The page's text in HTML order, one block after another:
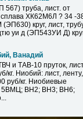
труба, лист. от
сплава ХК62М6Л ? 34 -
круг, лист,
уи д (ЭП543УИ Д)
Ванадий
и ТАВ-10 пруток,
кг. Ниобий: лист, ленту,
руб/кг. Ниобиевые
5ВМЦ; ВН2; ВН3; ВН6;